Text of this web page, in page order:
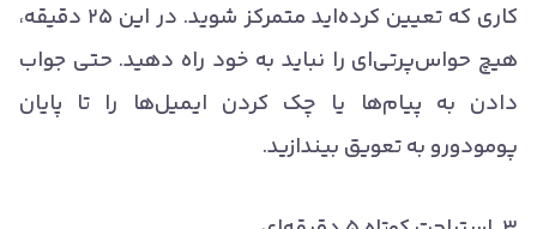
کاری که تعیین کرده‌اید متمرکز شوید. در این ۲۵ دقیقه،
هیچ حواس‌پرتی‌ای را نباید به خود راه دهید. حتی جواب
دادن به پیام‌ها یا چک کردن ایمیل‌ها را تا پایان
پومودورو به تعویق بیندازید.